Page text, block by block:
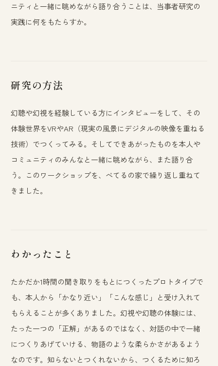
ニティと一緒に眺めながら語り合うことは、当事者研究の
実践に何をもたらすか。
研究の方法
幻聴や幻視を経験している方にインタビューをして、その
体験世界をVRやAR（現実の風景にデジタルの映像を重ねる
技術）でつくってみる。そしてできあがったものを本人や
コミュニティのみんなと一緒に眺めながら、また語り合
う。このワークショップを、べてるの家で繰り返し重ねて
きました。
わかったこと
たかだか1時間の聞き取りをもとにつくったプロトタイプで
も、本人から「かなり近い」「こんな感じ」と受け入れて
もらえることが多くありました。幻視や幻聴の体験には、
たった一つの「正解」があるのではなく、対話の中で一緒
につくりあげていける、物語のような柔らかさがあるよう
なのです。知らないとつくれないから、つくるために知ろ